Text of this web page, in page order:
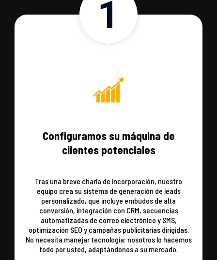
Configuramos su máquina de
clientes potenciales
Tras una breve charla de incorporación, nuestro
equipo crea su sistema de generación de leads
personalizado, que incluye embudos de alta
conversión, integración con CRM, secuencias
automatizadas de correo electrónico y SMS,
optimización SEO y campañas publicitarias dirigidas.
No necesita manejar tecnología: nosotros lo hacemos
todo por usted, adaptándonos a su mercado.